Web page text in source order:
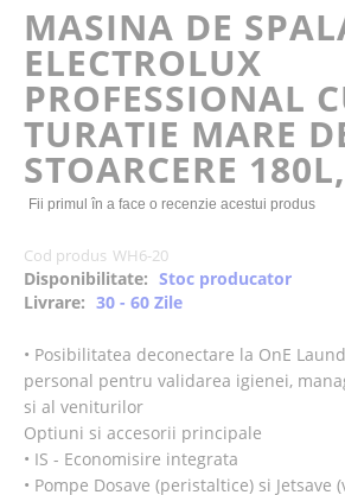
of
the
images
gallery
MASINA DE
ELECTROLUX
PROFESSIONAL
TURATIE MARE
STOARCERE
Fii primul în a face o recenzie acestui produs
Cod produs WH6-20
Disponibilitate: Stoc producator
Livrare: 30 - 60 Zile
• Posibilitatea deconectare la OnE
personal pentru validarea igienei,
si al veniturilor
Optiuni si accesorii principale
• IS - Economisire integrata
• Pompe Dosave (peristaltice) si